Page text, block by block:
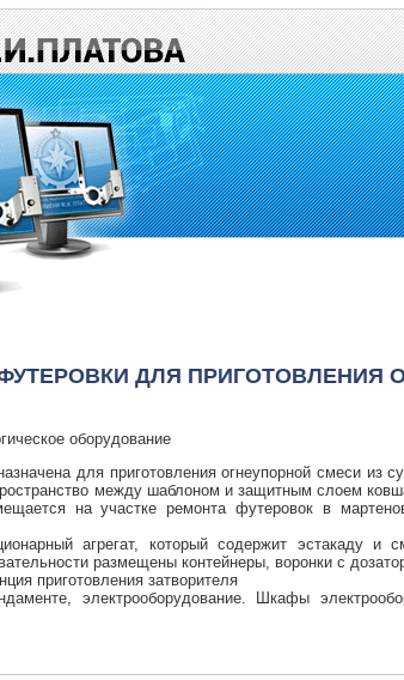
ДЛЯ ПРИГОТОВЛЕНИЯ
оборудование
для приготовления огнеупорной смеси из
между шаблоном и защитным слоем
на участке ремонта футеровок в
агрегат, который содержит эстакаду и
размещены контейнеры, воронки с
приготовления затворителя
электрооборудование. Шкафы